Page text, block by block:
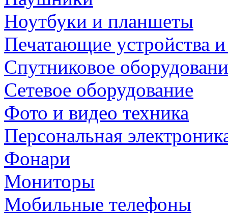
Ноутбуки и планшеты
Печатающие устройства
Спутниковое
Сетевое оборудование
Фото и видео техника
Персональная
Фонари
Мониторы
Мобильные телефоны